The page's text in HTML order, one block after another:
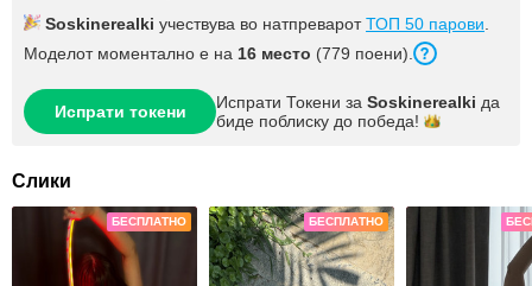
Soskinerealki учествува во натпреваротТОП 50 парови
Моделот моментално е на 16 место (779 поени).
Испрати токени Испрати Токени за Soskinerealki да
биде поблиску до победа!
Слики
БЕСПЛАТНО БЕСПЛАТНО